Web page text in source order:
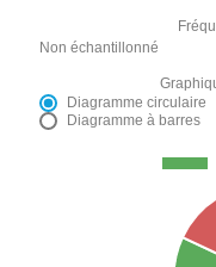
Non échantillonné
Diagramme circulaire
Diagramme à barres